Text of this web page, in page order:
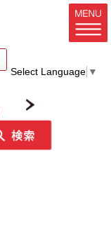
Select Language ▼